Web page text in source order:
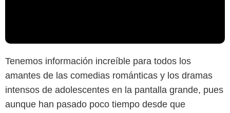
Tenemos información increíble para todos los
amantes de las comedias románticas y los dramas
intensos de adolescentes en la pantalla grande, pues
aunque han pasado poco tiempo desde que